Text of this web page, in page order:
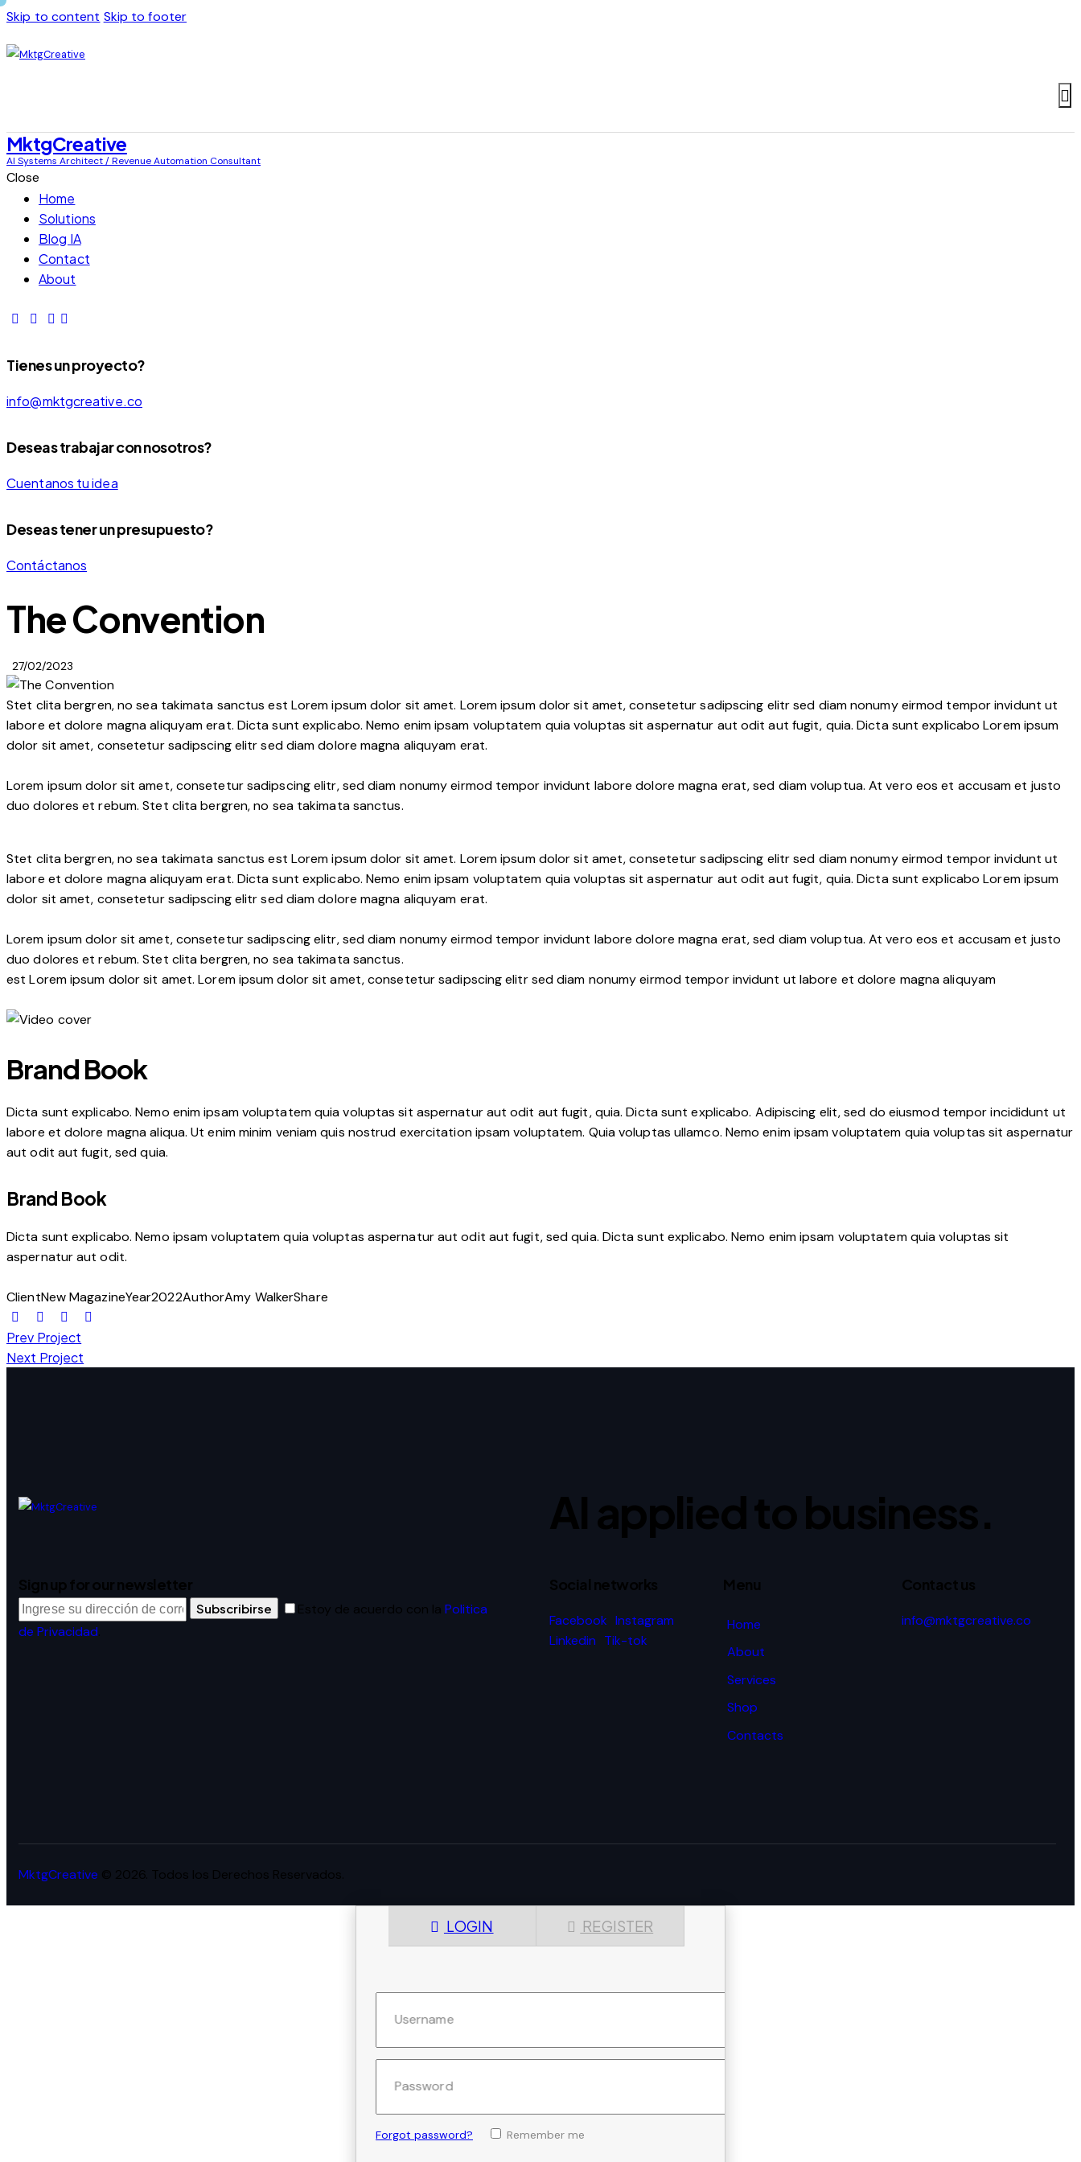
Skip to content Skip to footer
MktgCreative
AI Systems Architect / Revenue Automation Consultant
Close
Home
Solutions
Blog IA
Contact
About
Tienes un proyecto?
info@mktgcreative.co
Deseas trabajar con nosotros?
Cuentanos tu idea
Deseas tener un presupuesto?
Contáctanos
The Convention
27/02/2023
Stet clita bergren, no sea takimata sanctus est Lorem ipsum dolor sit amet. Lorem ipsum dolor sit amet, consetetur sadipscing elitr sed diam nonumy eirmod tempor invidunt ut
labore et dolore magna aliquyam erat. Dicta sunt explicabo. Nemo enim ipsam voluptatem quia voluptas sit aspernatur aut odit aut fugit, quia. Dicta sunt explicabo Lorem ipsum
dolor sit amet, consetetur sadipscing elitr sed diam dolore magna aliquyam erat.
Lorem ipsum dolor sit amet, consetetur sadipscing elitr, sed diam nonumy eirmod tempor invidunt labore dolore magna erat, sed diam voluptua. At vero eos et accusam et justo
duo dolores et rebum. Stet clita bergren, no sea takimata sanctus.
Stet clita bergren, no sea takimata sanctus est Lorem ipsum dolor sit amet. Lorem ipsum dolor sit amet, consetetur sadipscing elitr sed diam nonumy eirmod tempor invidunt ut
labore et dolore magna aliquyam erat. Dicta sunt explicabo. Nemo enim ipsam voluptatem quia voluptas sit aspernatur aut odit aut fugit, quia. Dicta sunt explicabo Lorem ipsum
dolor sit amet, consetetur sadipscing elitr sed diam dolore magna aliquyam erat.
Lorem ipsum dolor sit amet, consetetur sadipscing elitr, sed diam nonumy eirmod tempor invidunt labore dolore magna erat, sed diam voluptua. At vero eos et accusam et justo
duo dolores et rebum. Stet clita bergren, no sea takimata sanctus.
est Lorem ipsum dolor sit amet. Lorem ipsum dolor sit amet, consetetur sadipscing elitr sed diam nonumy eirmod tempor invidunt ut labore et dolore magna aliquyam
Brand Book
Dicta sunt explicabo. Nemo enim ipsam voluptatem quia voluptas sit aspernatur aut odit aut fugit, quia. Dicta sunt explicabo. Adipiscing elit, sed do eiusmod tempor incididunt ut
labore et dolore magna aliqua. Ut enim minim veniam quis nostrud exercitation ipsam voluptatem. Quia voluptas ullamco. Nemo enim ipsam voluptatem quia voluptas sit aspernatur
aut odit aut fugit, sed quia.
Brand Book
Dicta sunt explicabo. Nemo ipsam voluptatem quia voluptas aspernatur aut odit aut fugit, sed quia. Dicta sunt explicabo. Nemo enim ipsam voluptatem quia voluptas sit
aspernatur aut odit.
ClientNew MagazineYear2022AuthorAmy WalkerShare
Prev Project
Next Project
AI applied to business.
Sign up for our newsletter
Subscribirse Estoy de acuerdo con la Politica
de Privacidad
Social networks
Facebook Instagram
Linkedin Tik-tok
Menu
Home
About
Services
Shop
Contacts
Contact us
info@mktgcreative.co
MktgCreative © 2026. Todos los Derechos Reservados.
LOGIN REGISTER
Username
Password
Forgot password? Remember me